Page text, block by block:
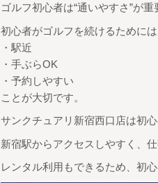
ゴルフ初心者は“通いやすさ”が重
初心者がゴルフを続けるために
・駅近
・手ぶらOK
・予約しやすい
ことが大切です。
サンクチュアリ新宿西口店は初
新宿駅からアクセスしやすく、
レンタル利用もできるため、初